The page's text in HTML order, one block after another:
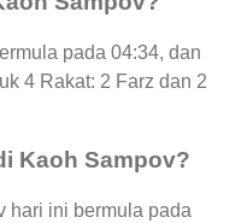
pada 04:34, dan
4 Rakat: 2 Farz dan 2
Kaoh Sampov?
hari ini bermula pada